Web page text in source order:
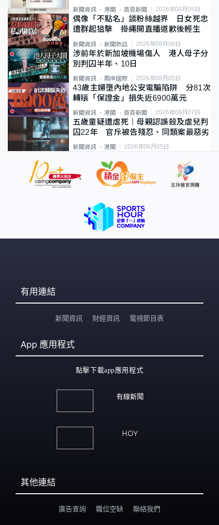
類案最惡劣
新聞資訊 港聞 首頁新聞 2026年08月05日
偶像「不點名」談粉絲越界 日女死忠
遭群起狙擊 掛繩開直播道歉後輕生
新聞資訊 新聞熱話 2026年08月06日
涉前年於新加坡機場傷人 港人母子分
別判囚半年、10日
新聞資訊 兩岸國際 2026年08月05日
43歲主婦墮內地公安電騙陷阱 分81次
轉賬「保證金」損失近6900萬元
新聞資訊 港聞 首頁新聞 2026年08月07日
五歲童疑遭虐死｜母親認誤殺及虐兒判
囚22年 官斥被告殘忍、同類案最惡劣
新聞資訊 港聞 2026年08月05日
有用連結
新聞資訊 財經資訊 電視節目表
App 應用程式
點擊下載app應用程式
有線新聞
HOY
其他連結
廣告查詢 職位空缺 聯絡我們